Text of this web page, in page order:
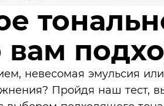
вам
невесомая эмульсия
Пройдя наш тест,